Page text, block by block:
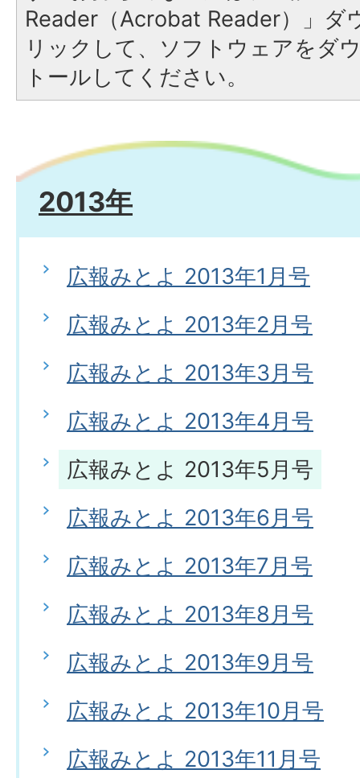
Reader（Acrobat Reader）」ダ
リックして、ソフトウェアをダ
トールしてください。
2013年
広報みとよ 2013年1月号
広報みとよ 2013年2月号
広報みとよ 2013年3月号
広報みとよ 2013年4月号
広報みとよ 2013年5月号
広報みとよ 2013年6月号
広報みとよ 2013年7月号
広報みとよ 2013年8月号
広報みとよ 2013年9月号
広報みとよ 2013年10月号
広報みとよ 2013年11月号